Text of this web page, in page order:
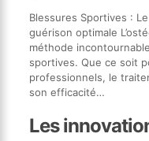
Blessures Sportives :
guérison optimale
méthode
sportives. Que ce soit
professionnels, le
son efficacité…
Les